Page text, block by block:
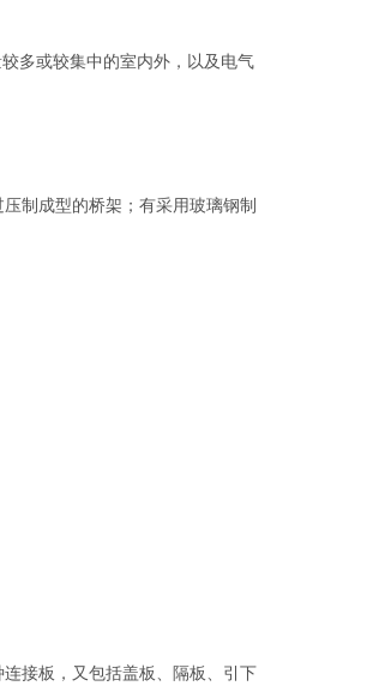
多或较集中的室内外，以及电气
制成型的桥架；有采用玻璃钢制
接板，又包括盖板、隔板、引下